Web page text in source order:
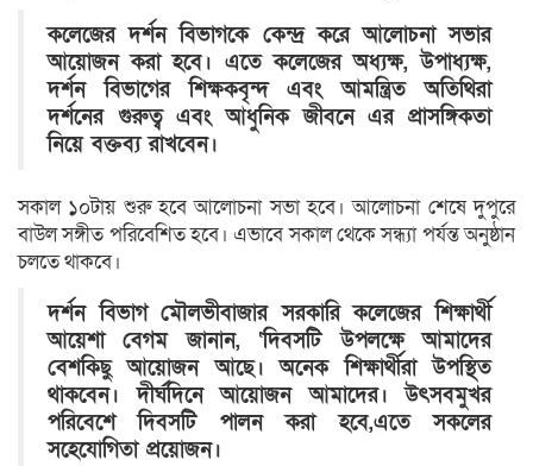
কলেজের দর্শন বিভাগকে কেন্দ্র করে আলোচনা সভার
আয়োজন করা হবে। এতে কলেজের অধ্যক্ষ, উপাধ্যক্ষ,
দর্শন বিভাগের শিক্ষকবৃন্দ এবং আমন্ত্রিত অতিথিরা
দর্শনের গুরুত্ব এবং আধুনিক জীবনে এর প্রাসঙ্গিকতা
নিয়ে বক্তব্য রাখবেন।
সকাল ১০টায় শুরু হবে আলোচনা সভা হবে। আলোচনা শেষে দুপুরে
বাউল সঙ্গীত পরিবেশিত হবে। এভাবে সকাল থেকে সন্ধ্যা পর্যন্ত অনুষ্ঠান
চলতে থাকবে।
দর্শন বিভাগ মৌলভীবাজার সরকারি কলেজের শিক্ষার্থী
আয়েশা বেগম জানান, ‘দিবসটি উপলক্ষে আমাদের
বেশকিছু আয়োজন আছে। অনেক শিক্ষার্থীরা উপস্থিত
থাকবেন। দীর্ঘদিনে আয়োজন আমাদের। উৎসবমুখর
পরিবেশে দিবসটি পালন করা হবে,এতে সকলের
সহেযোগিতা প্রয়োজন।